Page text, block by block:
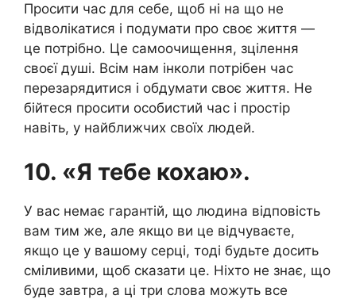
Просити час для себе, щоб ні на що не
відволікатися і подумати про своє життя —
це потрібно. Це самоочищення, зцілення
своєї душі. Всім нам інколи потрібен час
перезарядитися і обдумати своє життя. Не
бійтеся просити особистий час і простір
навіть, у найближчих своїх людей.
10. «Я тебе кохаю».
У вас немає гарантій, що людина відповість
вам тим же, але якщо ви це відчуваєте,
якщо це у вашому серці, тоді будьте досить
сміливими, щоб сказати це. Ніхто не знає, що
буде завтра, а ці три слова можуть все